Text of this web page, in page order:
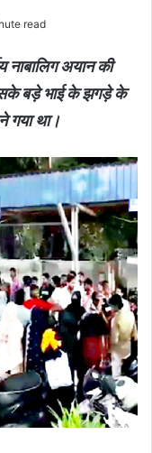
read
नाबालिग अयान की
बड़े भाई के झगड़े के
गया था।